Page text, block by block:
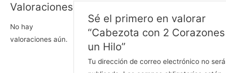
Valoraciones
No hay
valoraciones aún.
Sé el primero en valorar
“Cabezota con 2
un Hilo”
Tu dirección de correo electrónico no será